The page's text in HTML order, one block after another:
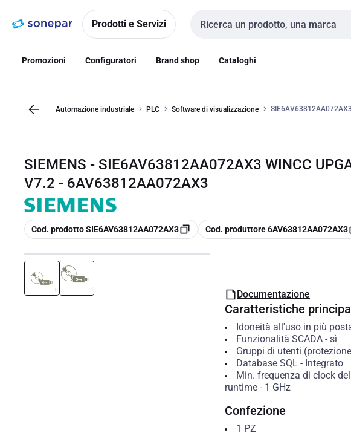
navigazionealla
Prodotti e Servizi
Cerca input
Promozioni Configuratori Brand shop Cataloghi
Automazione industriale PLC Software di visualizzazione
SIEMENS - SIE6AV63812AA072AX3 WINCC
V7.2 - 6AV63812AA072AX3
copia
Cod. prodotto SIE6AV63812AA072AX3 copia
Cod. produttore 6AV63812AA072AX3
Documentazione
Caratteristiche
Idoneità all'uso in più
Funzionalità SCADA- sì
Gruppi di utenti
Database SQL- Integrato
Min. frequenza di clock
runtime - 1 GHz
Confezione
1 PZ